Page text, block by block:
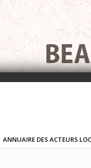
ANNUAIRE DES ACTEURS